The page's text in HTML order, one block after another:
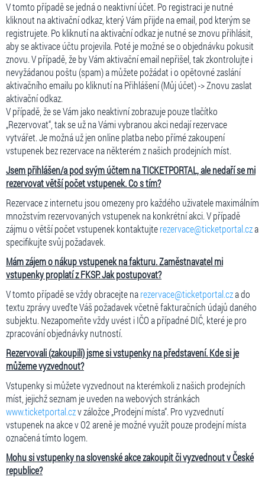
V tomto případě se jedná o neaktivní účet. Po registraci je nutné
kliknout na aktivační odkaz, který Vám přijde na email, pod kterým se
registrujete. Po kliknutí na aktivační odkaz je nutné se znovu přihlásit,
aby se aktivace účtu projevila. Poté je možné se o objednávku pokusit
znovu. V případě, že by Vám aktivační email nepřišel, tak zkontrolujte i
nevyžádanou poštu (spam) a můžete požádat i o opětovné zaslání
aktivačního emailu po kliknutí na Přihlášení (Můj účet) -> Znovu zaslat
aktivační odkaz.
V případě, že se Vám jako neaktivní zobrazuje pouze tlačítko
„Rezervovat“, tak se už na Vámi vybranou akci nedají rezervace
vytvářet. Je možná už jen online platba nebo přímé zakoupení
vstupenek bez rezervace na některém z našich prodejních míst.
Jsem přihlášen/a pod svým účtem na TICKETPORTAL, ale nedaří se mi
rezervovat větší počet vstupenek. Co s tím?
Rezervace z internetu jsou omezeny pro každého uživatele maximálním
množstvím rezervovaných vstupenek na konkrétní akci. V případě
zájmu o větší počet vstupenek kontaktujterezervace@ticketportal.cza
specifikujte svůj požadavek.
Mám zájem o nákup vstupenek na fakturu. Zaměstnavatel mi
vstupenky proplatí z FKSP. Jak postupovat?
V tomto případě se vždy obracejte narezervace@ticketportal.cza do
textu zprávy uveďte Váš požadavek včetně fakturačních údajů daného
subjektu. Nezapomeňte vždy uvést i IČO a případné DIČ, které je pro
zpracování objednávky nutností.
Rezervovali (zakoupili) jsme si vstupenky na představení. Kde si je
můžeme vyzvednout?
Vstupenky si můžete vyzvednout na kterémkoli z našich prodejních
míst, jejichž seznam je uveden na webových stránkách
www.ticketportal.czv záložce „Prodejní místa“. Pro vyzvednutí
vstupenek na akce v O2 areně je možné využít pouze prodejní místa
označená tímto logem.
Mohu si vstupenky na slovenské akce zakoupit či vyzvednout v České
republice?